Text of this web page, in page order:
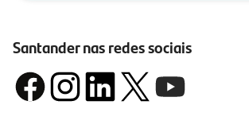
Santander nas redes sociais